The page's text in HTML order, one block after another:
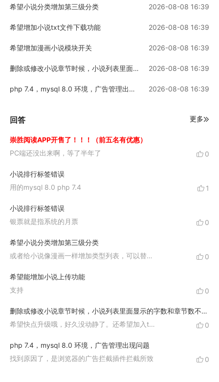
希望小说分类增加第三级分类 2026-08-08 16:39
希望增加小说txt文件下载功能 2026-08-08 16:39
希望增加漫画小说模块开关 2026-08-08 16:39
删除或修改小说章节时候，小说列表里面显示的字数和章节数不更新。 2026-08-08 16:39
php 7.4，mysql 8.0 环境，广告管理出现问题 2026-08-08 16:39
回答 更多
崇胜阅读APP开售了！！！（前五名有优惠）
PC端还没出来啊，等了半年了
0
小说排行标签错误
用的mysql 8.0 php 7.4
1
小说排行标签错误
银票就是指系统的月票
0
希望小说分类增加第三级分类
或者给小说像漫画一样增加类型列表，可以替代三级分类
0
希望能增加小说上传功能
支持
0
删除或修改小说章节时候，小说列表里面显示的字数和章节数不更新。
希望快点升级哦，好久没动静了。还希望加入txt下载功能
0
php 7.4，mysql 8.0 环境，广告管理出现问题
找到原因了，是浏览器的广告拦截插件拦截所致
0